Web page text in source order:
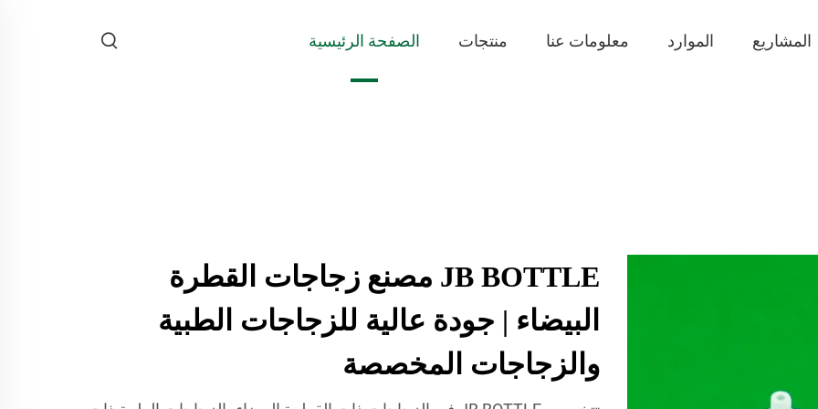
الصفحة الرئيسية منتجات معلومات عنا الموارد المشاريع
JB BOTTLE مصنع زجاجات القطرة
البيضاء | جودة عالية للزجاجات الطبية
والزجاجات المخصصة